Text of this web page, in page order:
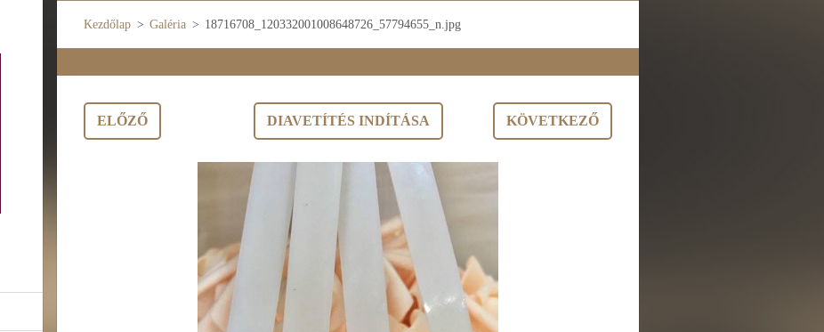
Kezdőlap > Galéria > 18716708_120332001008648726_57794655_n.jpg
ELŐZŐ DIAVETÍTÉS INDÍTÁSA KÖVETKEZŐ